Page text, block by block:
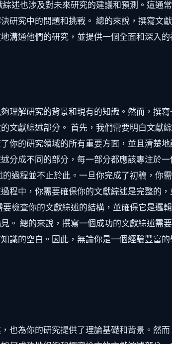
述也涉及對未來研究的建議和預測。這通
研究中的問題和挑戰。 總的來說，撰寫文
通他們的研究，並提供一個全面和深入
理解研究的背景和現有的知識。然而，撰
文獻綜述部分。 首先，我們需要明白文獻
的研究領域的所有重要方面，並且清楚
分成不同的部分，每一部分都應該專注於
過程並不止於此。一旦你完成了初稿，你
程中，你需要確保你的文獻綜述是完整的
檢查你的文獻綜述的結構，並確保它是邏
。 總的來說，撰寫一個成功的文獻綜述需
識的空白。因此，無論你是一個經驗豐富
也為你的研究提供了理論基礎和背景。然